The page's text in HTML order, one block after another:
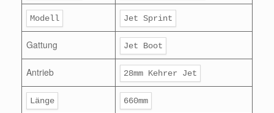
Modell Jet Sprint
Gattung Jet Boot
Antrieb 28mm Kehrer Jet
Länge 660mm